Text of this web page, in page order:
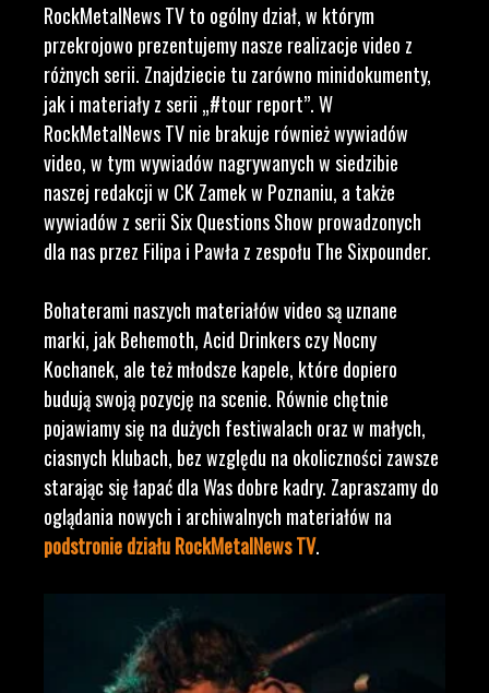
RockMetalNews TV to ogólny dział, w którym
przekrojowo prezentujemy nasze realizacje video z
różnych serii. Znajdziecie tu zarówno minidokumenty,
jak i materiały z serii „#tour report”. W
RockMetalNews TV nie brakuje również wywiadów
video, w tym wywiadów nagrywanych w siedzibie
naszej redakcji w CK Zamek w Poznaniu, a także
wywiadów z serii Six Questions Show prowadzonych
dla nas przez Filipa i Pawła z zespołu The Sixpounder.
Bohaterami naszych materiałów video są uznane
marki, jak Behemoth, Acid Drinkers czy Nocny
Kochanek, ale też młodsze kapele, które dopiero
budują swoją pozycję na scenie. Równie chętnie
pojawiamy się na dużych festiwalach oraz w małych,
ciasnych klubach, bez względu na okoliczności zawsze
starając się łapać dla Was dobre kadry. Zapraszamy do
oglądania nowych i archiwalnych materiałów na
podstronie działu RockMetalNews TV.